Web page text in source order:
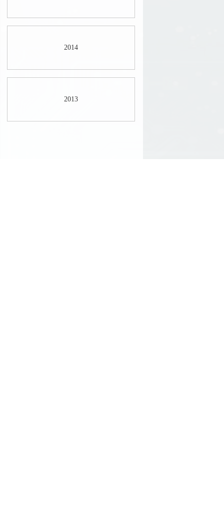
2014
2013